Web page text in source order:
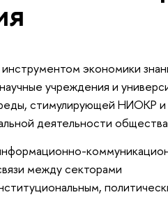
экономики
учреждения и
стимулирующей НИОКР и
деятельности
между секторами